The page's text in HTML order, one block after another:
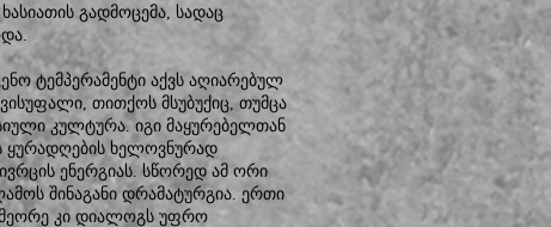
გადმოცემა, სადაც
ტემპერამენტი აქვს აღიარებულ
თითქოს მსუბუქიც, თუმცა
კულტურა. იგი მაყურებელთან
ხელოვნურად
ენერგიას. სწორედ ამ ორი
შინაგანი დრამატურგია. ერთი
კი დიალოგს უფრო